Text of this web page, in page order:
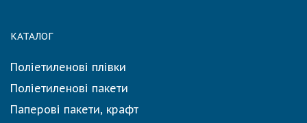
КАТАЛОГ
Поліетиленові плівки
Поліетиленові пакети
Паперові пакети, крафт